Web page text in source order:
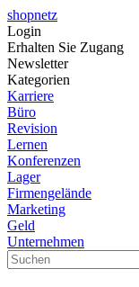
shopnetz
Login
Erhalten Sie Zugang
Newsletter
Kategorien
Karriere
Büro
Revision
Lernen
Konferenzen
Lager
Firmengelände
Marketing
Geld
Unternehmen